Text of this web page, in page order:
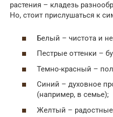
растения – кладезь
Но, стоит прислушаться к
Белый – чистота и
Пестрые оттенки –
Темно-красный –
Синий – духовное
(например, в семье);
Желтый –